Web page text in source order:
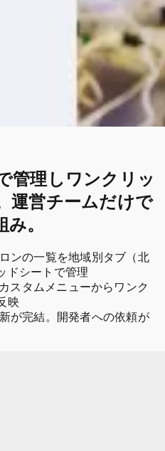
管理しワンクリッ
運営チームだけで
。
ンの一覧を地域別タブ（北
ドシートで管理
スタムメニューからワンク
映
が完結。開発者への依頼が